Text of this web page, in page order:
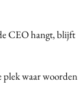
CEO hangt, blijft
plek waar woorden